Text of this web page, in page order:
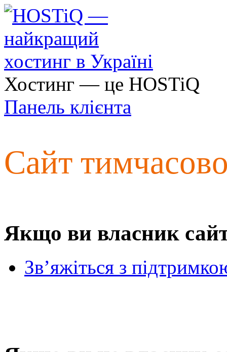
Хостинг — це HOSTiQ
Панель клієнта
Сайт
Якщо ви власник
Зв’яжіться з